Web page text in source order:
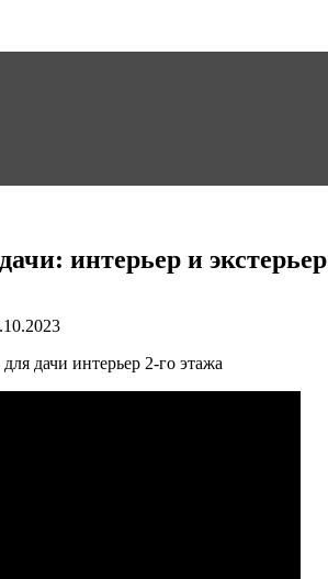
интерьер и экстерьер